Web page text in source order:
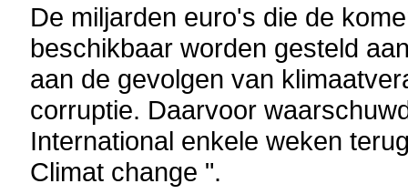
De miljarden euro's die de
beschikbaar worden gesteld
aan de gevolgen van
corruptie. Daarvoor
International enkele weken
Climat change ".